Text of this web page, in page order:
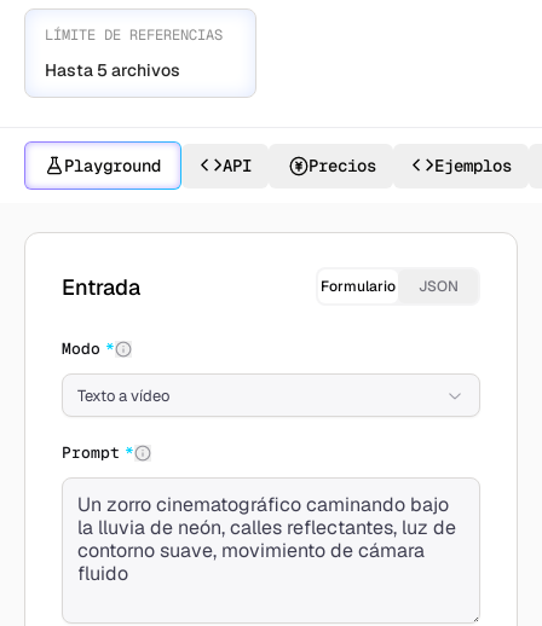
LÍMITE DE REFERENCIAS
Hasta 5 archivos
Playground API Precios Ejemplos
Crear con Wan 2.6
Entrada Formulario JSON
Modo *
Texto a vídeo
Prompt *